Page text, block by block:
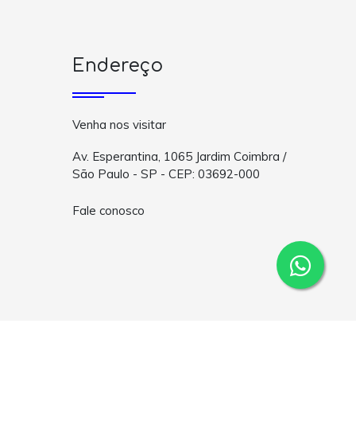
Endereço
Venha nos visitar
Av. Esperantina, 1065 Jardim Coimbra /
São Paulo - SP - CEP: 03692-000
Fale conosco